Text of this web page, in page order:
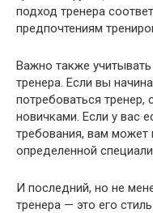
подход тренера
предпочтениям
Важно также
тренера. Если вы
потребоваться
новичками. Если у вас
требования, вам может
определенной
И последний, но не
тренера — это его